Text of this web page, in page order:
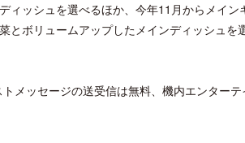
ィッシュを選べるほか、今年11月からメイ
とボリュームアップしたメインディッシュ
メッセージの送受信は無料、機内エンター